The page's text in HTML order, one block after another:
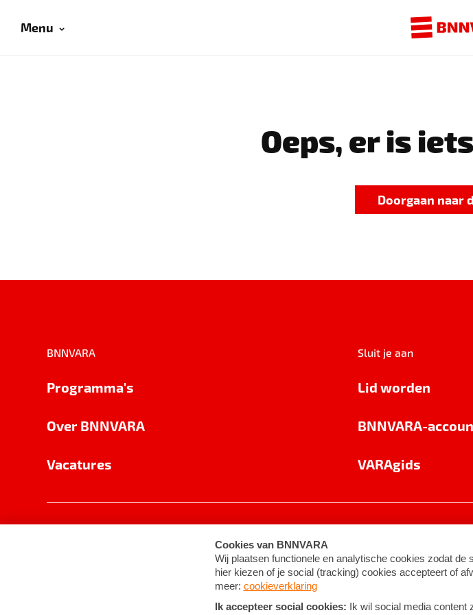
Menu
Oeps, er is
Doorgaan naar
BNNVARA
Programma's
Over BNNVARA
Vacatures
Sluit je aan
Lid worden
BNNVARA-
VARAgids
Cookie-instellingen Algemene voorwaarden ©2026